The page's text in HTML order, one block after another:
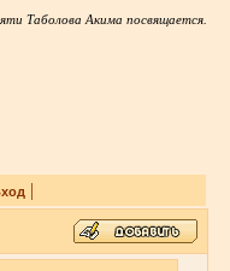
Таболова Акима посвящается.
|